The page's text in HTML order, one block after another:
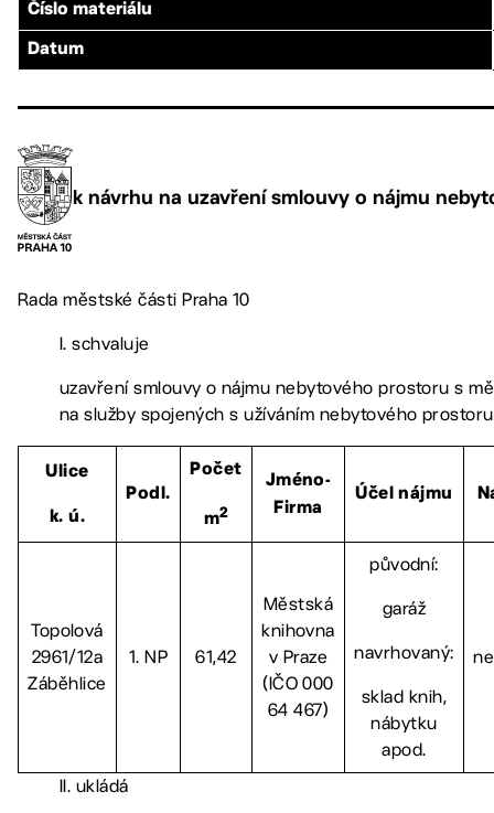
Číslo materiálu
Datum
k návrhu na uzavření smlouvy o nájmu
Rada městské části Praha 10
I. schvaluje
uzavření smlouvy o nájmu nebytového prostoru s
na služby spojených s užíváním nebytového
Ulice
k. ú.
Podl.
Počet
m2
Jméno-
Firma
Účel nájmu
Topolová
2961/12a
Záběhlice
1. NP 61,42
Městská
knihovna
v Praze
(IČO 000
64 467)
původní:
garáž
navrhovaný:
sklad knih,
nábytku
apod.
II. ukládá